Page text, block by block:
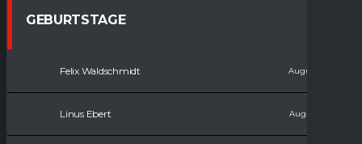
GEBURTSTAGE
Felix Waldschmidt August 11, 2008
Linus Ebert August 15, 2010